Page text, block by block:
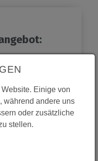
wirst:
Schulter
Einige von
während andere uns
oder zusätzliche
stellen.